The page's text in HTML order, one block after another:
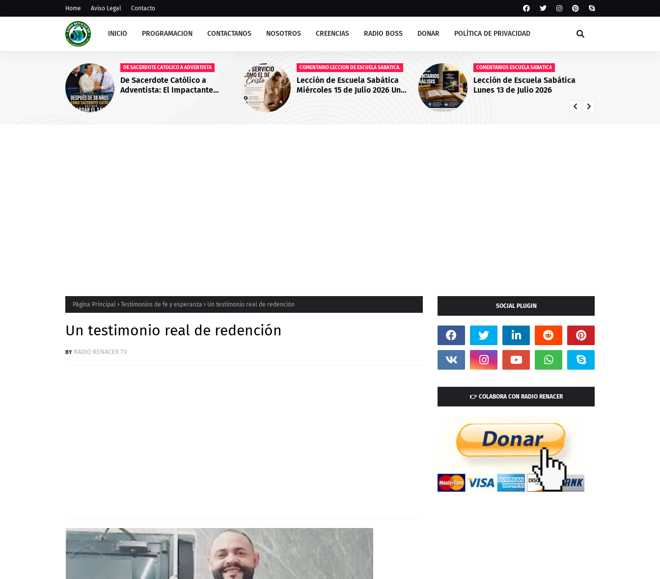
Home Aviso Legal Contacto
INICIO PROGRAMACION CONTACTANOS NOSOTROS CREENCIAS RADIO BOSS DONAR POLÍTICA DE PRIVACIDAD
DE SACERDOTE CATOLICO A ADVENTISTA
De Sacerdote Católico a
Adventista: El Impactante
COMENTARIO LECCION DE ESCUELA SABATICA.
Lección de Escuela Sabática
Miércoles 15 de Julio 2026 Un
COMENTARIOS ESCUELA SABATICA
Lección de Escuela Sabática
Lunes 13 de Julio 2026
Página Principal Testimonios de fe y esperanza Un testimonio real de redención
Un testimonio real de redención
RADIO RENACER TV
SOCIAL PLUGIN
👉 COLABORA CON RADIO RENACER